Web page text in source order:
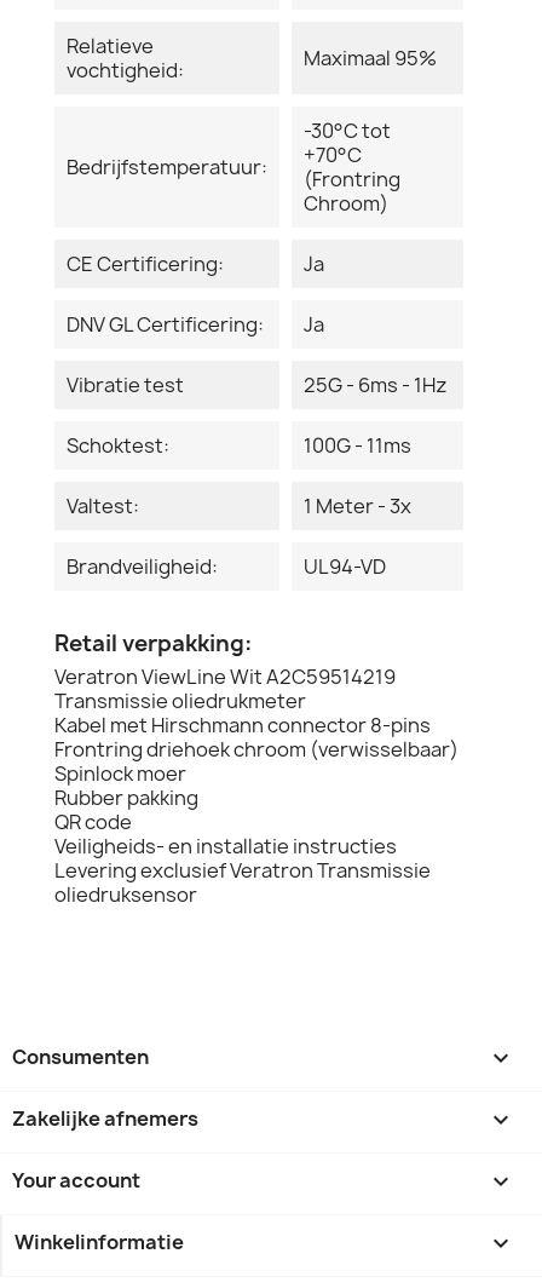
Relatieve
vochtigheid:
Maximaal 95%
Bedrijfstemperatuur:
-30°C tot
+70°C
(Frontring
Chroom)
CE Certificering: Ja
DNV GL Certificering: Ja
Vibratie test 25G - 6ms - 1Hz
Schoktest: 100G - 11ms
Valtest: 1 Meter - 3x
Brandveiligheid: UL94-VD
Retail verpakking:
Veratron ViewLine Wit A2C59514219
Transmissie oliedrukmeter
Kabel met Hirschmann connector 8-pins
Frontring driehoek chroom (verwisselbaar)
Spinlock moer
Rubber pakking
QR code
Veiligheids- en installatie instructies
Levering exclusief Veratron Transmissie
oliedruksensor
Consumenten 
Zakelijke afnemers 
Your account 
Winkelinformatie keyboard_arrow_down